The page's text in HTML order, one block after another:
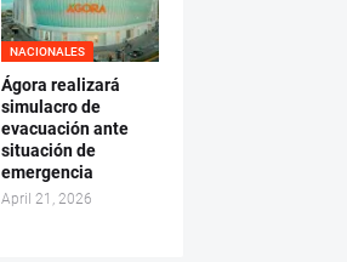
NACIONALES
Ágora realizará
simulacro de
evacuación ante
situación de
emergencia
April 21, 2026